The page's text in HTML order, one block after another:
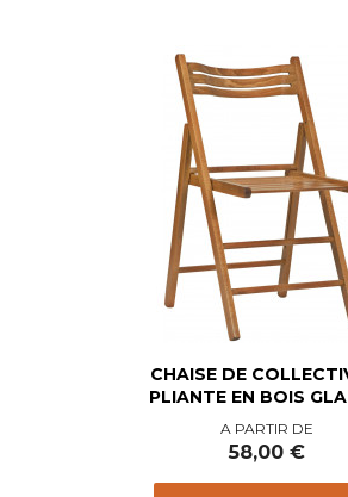
CHAISE DE
PLIANTE EN BOIS
Prix
A PARTIR DE
58,00 €